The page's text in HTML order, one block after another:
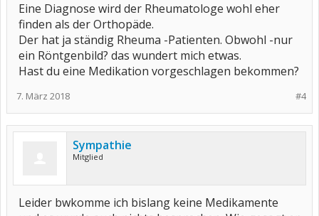
Eine Diagnose wird der Rheumatologe wohl eher
finden als der Orthopäde.
Der hat ja ständig Rheuma -Patienten. Obwohl -nur
ein Röntgenbild? das wundert mich etwas.
Hast du eine Medikation vorgeschlagen bekommen?
#4
7. März 2018
Sympathie
Mitglied
Leider bwkomme ich bislang keine Medikamente